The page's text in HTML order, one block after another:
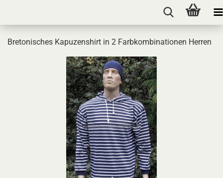
Bretonisches Kapuzenshirt in 2 Farbkombinationen Herren